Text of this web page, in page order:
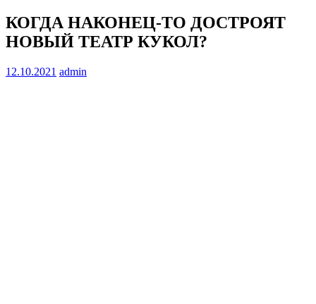
КОГДА НАКОНЕЦ-ТО ДОСТРОЯТ
НОВЫЙ ТЕАТР КУКОЛ?
12.10.2021 admin